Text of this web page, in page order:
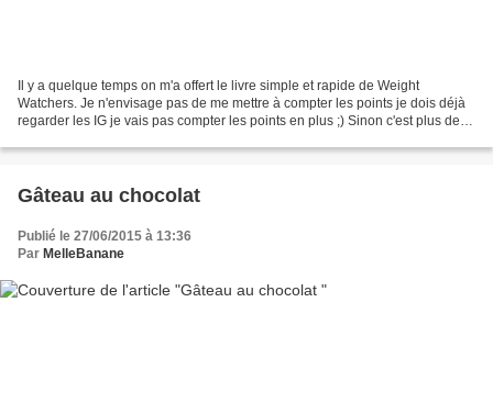
Il y a quelque temps on m'a offert le livre simple et rapide de Weight
Watchers. Je n'envisage pas de me mettre à compter les points je dois déjà
regarder les IG je vais pas compter les points en plus ;) Sinon c'est plus de la
Gâteau au chocolat
Publié le 27/06/2015 à 13:36
Par MelleBanane